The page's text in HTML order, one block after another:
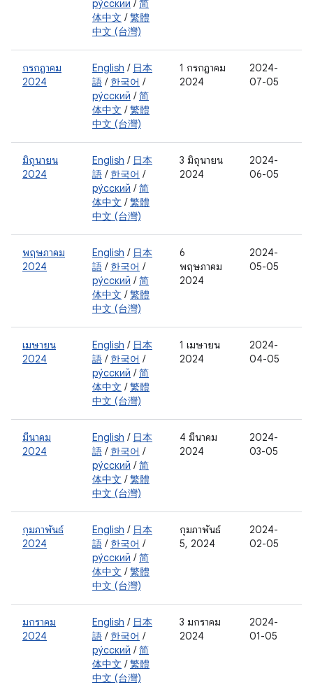
ру́сский /简
体中文 /繁體
中文 (台灣)
กรกฎาคม
2024
English / 日本
語 / 한국어 /
ру́сский /简
体中文 /繁體
中文 (台灣)
1 กรกฎาคม
2024
2024-
07-05
มิถุนายน
2024
English / 日本
語 / 한국어 /
ру́сский /简
体中文 /繁體
中文 (台灣)
3 มิถุนายน
2024
2024-
06-05
พฤษภาคม
2024
English / 日本
語 / 한국어 /
ру́сский /简
体中文 /繁體
中文 (台灣)
6
พฤษภาคม
2024
2024-
05-05
เมษายน
2024
English / 日本
語 / 한국어 /
ру́сский /简
体中文 /繁體
中文 (台灣)
1 เมษายน
2024
2024-
04-05
มีนาคม
2024
English / 日本
語 / 한국어 /
ру́сский /简
体中文 /繁體
中文 (台灣)
4 มีนาคม
2024
2024-
03-05
กุมภาพันธ์
2024
English / 日本
語 / 한국어 /
ру́сский /简
体中文 /繁體
中文 (台灣)
กุมภาพันธ์
5, 2024
2024-
02-05
มกราคม
2024
English / 日本
語 / 한국어 /
ру́сский /简
体中文 /繁體
中文 (台灣)
3 มกราคม
2024
2024-
01-05